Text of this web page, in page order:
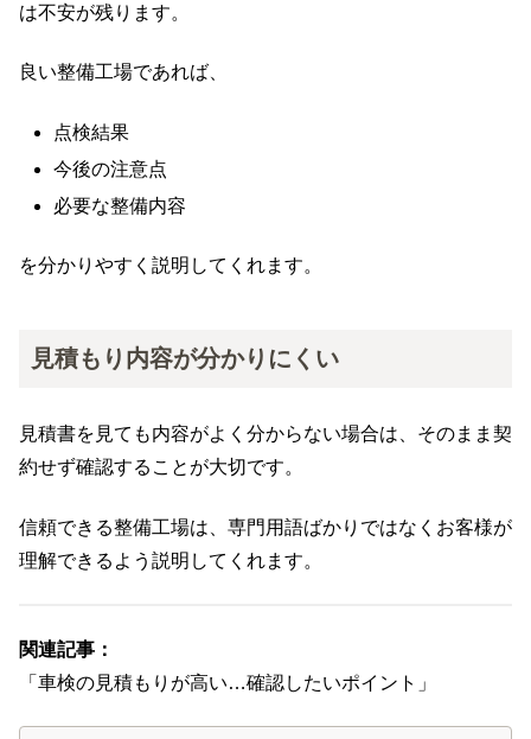
は不安が残ります。
良い整備工場であれば、
点検結果
今後の注意点
必要な整備内容
を分かりやすく説明してくれます。
見積もり内容が分かりにくい
見積書を見ても内容がよく分からない場合は、そのまま契
約せず確認することが大切です。
信頼できる整備工場は、専門用語ばかりではなくお客様が
理解できるよう説明してくれます。
関連記事：
「車検の見積もりが高い…確認したいポイント」